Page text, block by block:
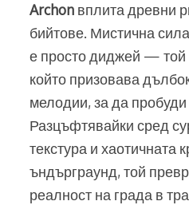
Archonвплита древни
бийтове. Мистична
е просто диджей — той
който призовава
мелодии, за да пробуди
Разцъфтявайки сред
текстура и хаотичната
ъндърграунд, той
реалност на града в